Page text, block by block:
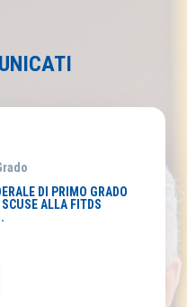
DI PRIMO GRADO
ALLA FITDS